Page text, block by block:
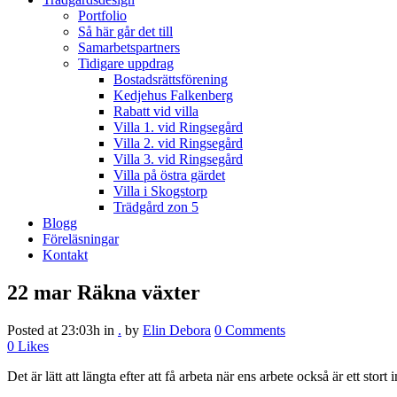
Portfolio
Så här går det till
Samarbetspartners
Tidigare uppdrag
Bostadsrättsförening
Kedjehus Falkenberg
Rabatt vid villa
Villa 1. vid Ringsegård
Villa 2. vid Ringsegård
Villa 3. vid Ringsegård
Villa på östra gärdet
Villa i Skogstorp
Trädgård zon 5
Blogg
Föreläsningar
Kontakt
22 mar Räkna växter
Posted at 23:03h in . by Elin Debora 0 Comments
0 Likes
Det är lätt att längta efter att få arbeta när ens arbete också är ett stort